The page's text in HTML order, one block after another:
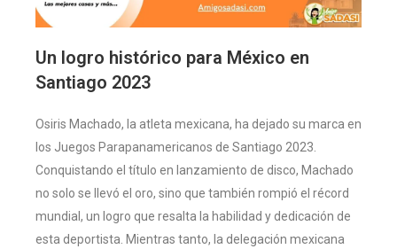
Un logro histórico para México en
Santiago 2023
Osiris Machado, la atleta mexicana, ha dejado su marca en
los Juegos Parapanamericanos de Santiago 2023.
Conquistando el título en lanzamiento de disco, Machado
no solo se llevó el oro, sino que también rompió el récord
mundial, un logro que resalta la habilidad y dedicación de
esta deportista. Mientras tanto, la delegación mexicana